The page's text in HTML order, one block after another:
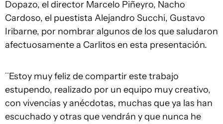
Dopazo, el director Marcelo Piñeyro, Nacho
Cardoso, el puestista Alejandro Succhi, Gustavo
Iribarne, por nombrar algunos de los que saludaron
afectuosamente a Carlitos en esta presentación.
¨Estoy muy feliz de compartir este trabajo
estupendo, realizado por un equipo muy creativo,
con vivencias y anécdotas, muchas que ya las han
escuchado y otras que vendrán y que nunca he